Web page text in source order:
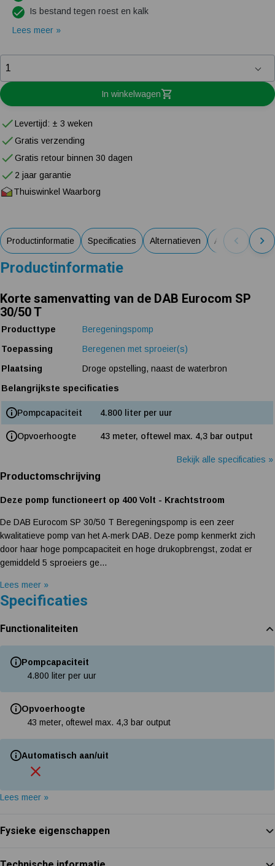
Is bestand tegen roest en kalk
Lees meer »
In winkelwagen
Levertijd: ± 3 weken
Gratis verzending
Gratis retour binnen 30 dagen
2 jaar garantie
Thuiswinkel Waarborg
Productinformatie Specificaties Alternatieven Accessoires
Productinformatie
Korte samenvatting van de DAB Eurocom SP
30/50 T
Producttype
Beregeningspomp
Toepassing
Beregenen met sproeier(s)
Plaatsing
Droge opstelling, naast de waterbron
Belangrijkste specificaties
Pompcapaciteit 4.800 liter per uur
Opvoerhoogte 43 meter, oftewel max. 4,3 bar output
Bekijk alle specificaties »
Productomschrijving
Deze pomp functioneert op 400 Volt - Krachtstroom
De DAB Eurocom SP 30/50 T Beregeningspomp is een zeer
kwalitatieve pomp van het A-merk DAB. Deze pomp kenmerkt zich
door haar hoge pompcapaciteit en hoge drukopbrengst, zodat er
gemiddeld 5 sproeiers ge...
Lees meer »
Specificaties
Functionaliteiten
Pompcapaciteit
4.800 liter per uur
Opvoerhoogte
43 meter, oftewel max. 4,3 bar output
Automatisch aan/uit
Lees meer »
Fysieke eigenschappen